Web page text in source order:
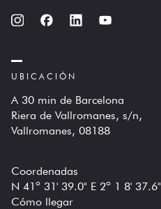
UBICACIÓN
A 30 min de Barcelona
Riera de Vallromanes, s/n,
Vallromanes, 08188
Coordenadas
N 41º 31' 39.0" E 2º 1 8' 37.6"
Cómo llegar